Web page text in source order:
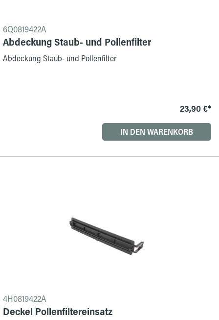
6Q0819422A
Abdeckung Staub- und Pollenfilter
Abdeckung Staub- und Pollenfilter
23,90 €*
IN DEN WARENKORB
4H0819422A
Deckel Pollenfiltereinsatz